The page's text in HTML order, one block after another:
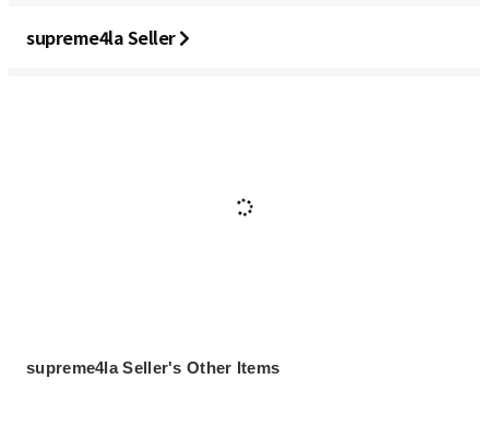
supreme4la Seller
supreme4la Seller's Other Items